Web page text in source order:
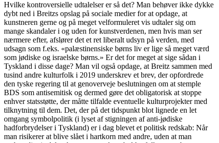
Hvilke kontroversielle udtalelser er så det? Man behøver ikke dykke
dybt ned i Breitzs opslag på sociale medier for at opdage, at
kunstneren gerne og på meget velformuleret vis udtaler sig om
mange skandaler i og uden for kunstverdenen, men hvis man ser
nærmere efter, afslører det et ret liberalt udsyn på verden, med
udsagn som f.eks. «palæstinensiske børns liv er lige så meget værd
som jødiske og israelske børns.» Er det for meget at sige sådan i
Tyskland i disse dage? Man vil også opdage, at Breitz sammen med
tusind andre kulturfolk i 2019 underskrev et brev, der opfordrede
den tyske regering til at genoverveje beslutningen om at stemple
BDS som antisemitisk og dermed gøre det obligatorisk at stoppe
enhver statsstøtte, der måtte tilfalde eventuelle kulturprojekter med
tilknytning til dem. Det, der på det tidspunkt blot lignede en let
omgang symbolpolitik (i lyset af stigningen af anti-jødiske
hadforbrydelser i Tyskland) er i dag blevet et politisk redskab: Når
man risikerer at blive slået i hartkorn med andre, uden at man